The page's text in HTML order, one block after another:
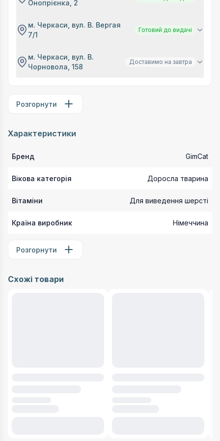
Онопрієнка, 2
м. Черкаси, вул. В. Вергая
7/1
Готовий до видачі
м. Черкаси, вул. В.
Чорновола, 158
Доставимо на завтра
Розгорнути
Характеристики
Бренд GimCat
Вікова категорія Доросла тварина
Вітаміни Для виведення шерсті
Країна виробник Німеччина
Розгорнути
Схожі товари